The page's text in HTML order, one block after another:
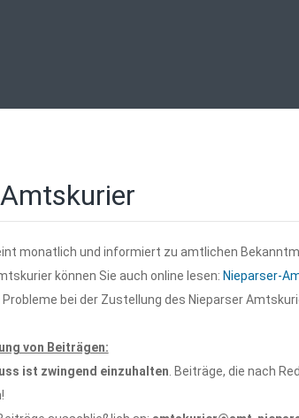
monatlich und informiert zu amtlichen
können Sie auch online lesen: Nieparser-
bei der Zustellung des Nieparser
von Beiträgen:
ist zwingend einzuhalten. Beiträge, die nach